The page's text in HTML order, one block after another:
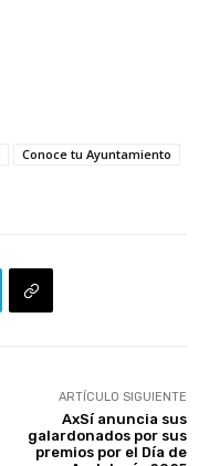
Conoce tu Ayuntamiento
ARTÍCULO SIGUIENTE
AxSí anuncia sus
galardonados por sus
premios por el Día de